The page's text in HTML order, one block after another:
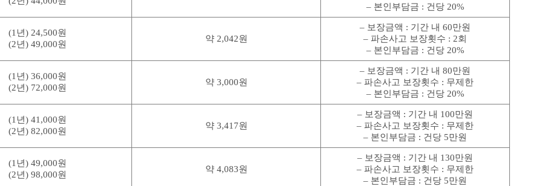
– 본인부담금 : 건당 20%
(1년) 24,500원
(2년) 49,000원
약 2,042원
– 보장금액 : 기간 내 60만원
– 파손사고 보장횟수 : 2회
– 본인부담금 : 건당 20%
(1년) 36,000원
(2년) 72,000원
약 3,000원
– 보장금액 : 기간 내 80만원
– 파손사고 보장횟수 : 무제한
– 본인부담금 : 건당 20%
(1년) 41,000원
(2년) 82,000원
약 3,417원
– 보장금액 : 기간 내 100만원
– 파손사고 보장횟수 : 무제한
– 본인부담금 : 건당 5만원
(1년) 49,000원
(2년) 98,000원
약 4,083원
– 보장금액 : 기간 내 130만원
– 파손사고 보장횟수 : 무제한
– 본인부담금 : 건당 5만원